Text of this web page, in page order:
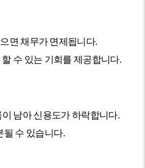
면 채무가 면제됩니다.
수 있는 기회를 제공합니다.
남아 신용도가 하락합니다.
될 수 있습니다.